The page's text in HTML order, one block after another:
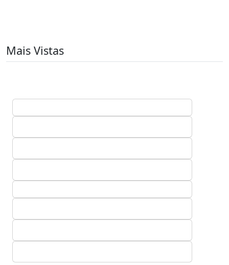
Mais Vistas